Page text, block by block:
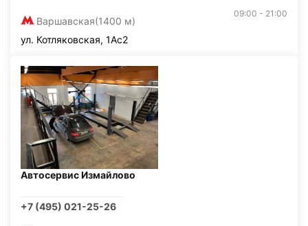
Варшавская(1400 м)
09:00 - 21:00
ул. Котляковская, 1Ас2
Автосервис Измайлово
+7 (495) 021-25-26